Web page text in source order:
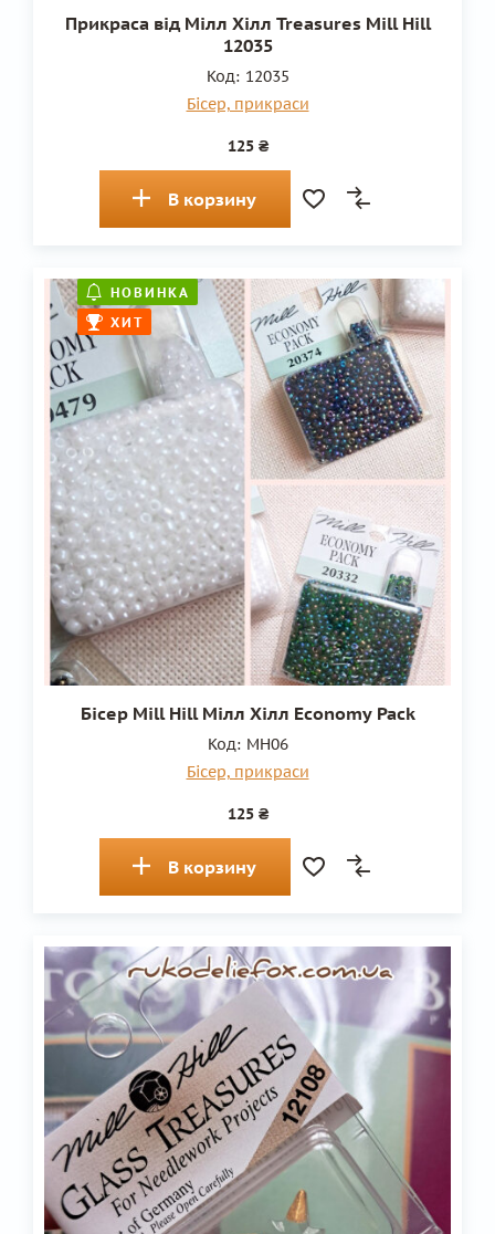
Прикраса від Мілл Хілл Treasures Mill Hill
12035
Код: 12035
Бісер, прикраси
125 ₴
В корзину
НОВИНКА
ХИТ
Бісер Mill Hill Мілл Хілл Economy Pack
Код: MH06
Бісер, прикраси
125 ₴
В корзину